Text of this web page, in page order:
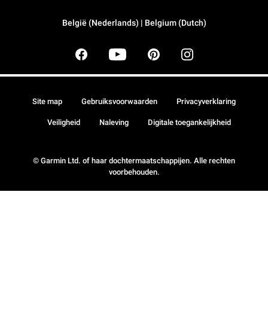
België (Nederlands) | Belgium (Dutch)
© Garmin Ltd. of haar dochtermaatschappijen. Alle rechten
voorbehouden.
Site map Gebruiksvoorwaarden Privacyverklaring
Veiligheid Naleving Digitale toegankelijkheid